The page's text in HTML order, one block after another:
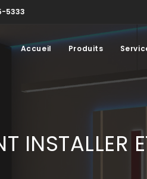
5333
Accueil Produits
INSTALLER